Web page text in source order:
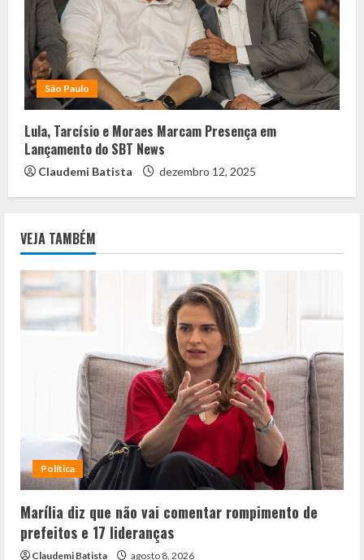
São Paulo
Lula, Tarcísio e Moraes Marcam Presença em
Lançamento do SBT News
Claudemi Batista dezembro 12, 2025
VEJA TAMBÉM
Política
Marília diz que não vai comentar rompimento de
prefeitos e 17 lideranças
Claudemi Batista agosto 8, 2026